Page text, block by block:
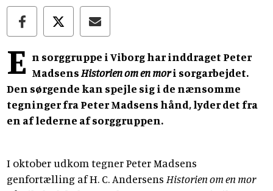
E n sorggruppe i Viborg har inddraget Peter
MadsensHistorien om en mori sorgarbejdet.
Den sørgende kan spejle sig i de nænsomme
tegninger fra Peter Madsens hånd, lyder det fra
en af lederne af sorggruppen.
I oktober udkom tegner Peter Madsens
genfortælling af H. C. Andersens Historien om en mor